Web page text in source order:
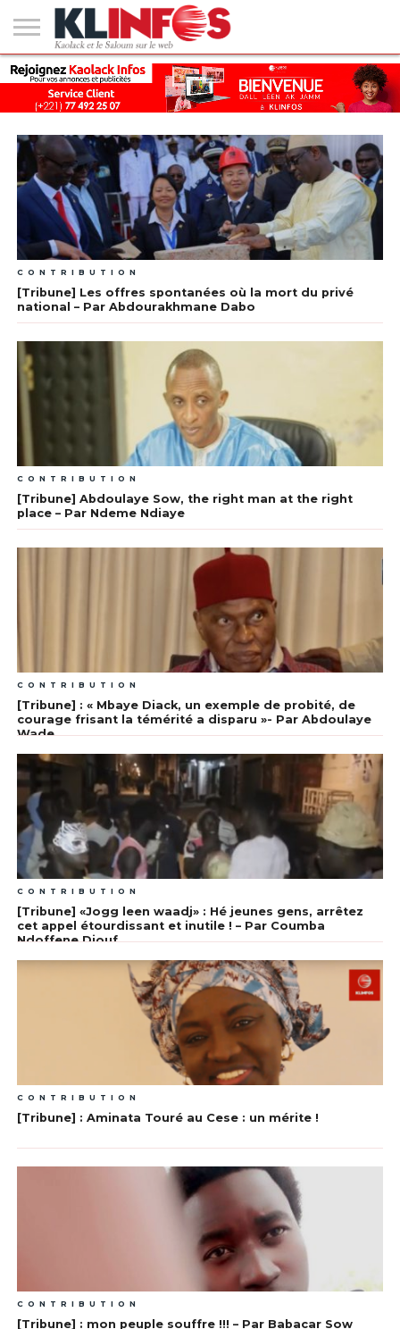
#2
(PAS
DE
TITRE)
KAOLACK
POLITIQUE
ECONOMIE
SOCIÉTÉ
CULTURE
PEOPLE
SPORT
SANTÉ
AFRIQUE
INTERNATIONAL
EMPLOI &
FORMATION
CONTRIBUTION
[Tribune] Les offres spontanées où la mort du privé
national – Par Abdourakhmane Dabo
CONTRIBUTION
[Tribune] Abdoulaye Sow, the right man at the right
place – Par Ndeme Ndiaye
CONTRIBUTION
[Tribune] : « Mbaye Diack, un exemple de probité, de
courage frisant la témérité a disparu »- Par Abdoulaye
Wade
CONTRIBUTION
[Tribune] «Jogg leen waadj» : Hé jeunes gens, arrêtez
cet appel étourdissant et inutile ! – Par Coumba
Ndoffene Diouf
CONTRIBUTION
[Tribune] : Aminata Touré au Cese : un mérite !
CONTRIBUTION
[Tribune] : mon peuple souffre !!! – Par Babacar Sow